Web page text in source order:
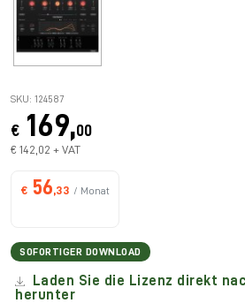
SKU: 124587
€ 169,00
€ 142,02 + VAT
€ 56 ,33 / Monat
SOFORTIGER DOWNLOAD
Laden Sie die Lizenz direkt
herunter